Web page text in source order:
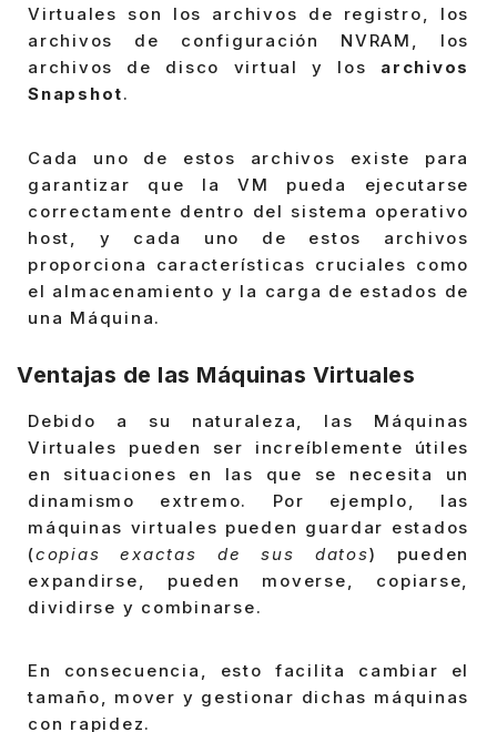
Virtuales son los archivos de registro, los
archivos de configuración NVRAM, los
archivos de disco virtual y los archivos
Snapshot.
Cada uno de estos archivos existe para
garantizar que la VM pueda ejecutarse
correctamente dentro del sistema operativo
host, y cada uno de estos archivos
proporciona características cruciales como
el almacenamiento y la carga de estados de
una Máquina.
Ventajas de las Máquinas Virtuales
Debido a su naturaleza, las Máquinas
Virtuales pueden ser increíblemente útiles
en situaciones en las que se necesita un
dinamismo extremo. Por ejemplo, las
máquinas virtuales pueden guardar estados
(copias exactas de sus datos) pueden
expandirse, pueden moverse, copiarse,
dividirse y combinarse.
En consecuencia, esto facilita cambiar el
tamaño, mover y gestionar dichas máquinas
con rapidez.